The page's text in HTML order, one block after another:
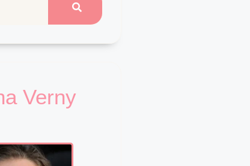
Verny